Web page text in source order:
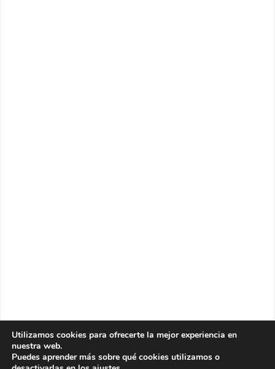
Utilizamos cookies para ofrecerte la mejor experiencia en
nuestra web.
Puedes aprender más sobre qué cookies utilizamos o